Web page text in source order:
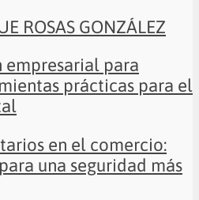
ROSAS GONZÁLEZ
empresarial para
prácticas para el
en el comercio:
una seguridad más